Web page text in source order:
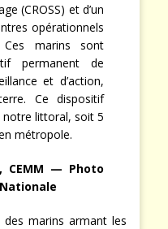
(CROSS) et d’un
opérationnels
marins sont
permanent de
et d’action,
Ce dispositif
notre littoral, soit 5
métropole.
CEMM — Photo
marins armant les